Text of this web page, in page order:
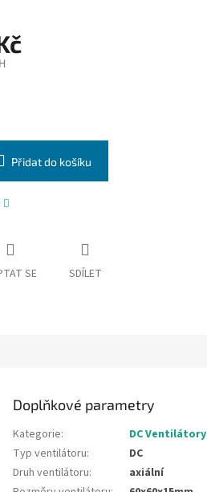
Přidat do košíku
SE SDÍLET
Doplňkové parametry
Kategorie:
DC Ventilátory
Typ ventilátoru:
DC
Druh ventilátoru:
axiální